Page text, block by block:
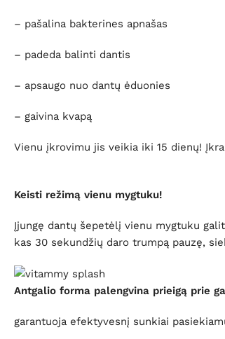
– pašalina bakterines apnašas
– padeda balinti dantis
– apsaugo nuo dantų ėduonies
– gaivina kvapą
Vienu įkrovimu jis veikia iki 15 dienų!
Keisti režimą vienu mygtuku!
Įjungę dantų šepetėlį vienu mygtuku
kas 30 sekundžių daro trumpą pauzę,
Antgalio forma palengvina prieigą prie
garantuoja efektyvesnį sunkiai